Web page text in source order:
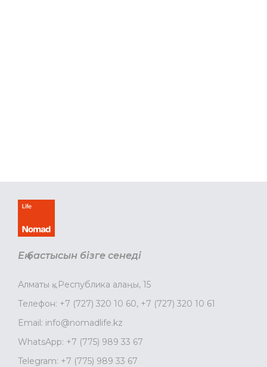
Ең бастысын бізге сенеді
Алматы қ., Республика алаңы, 15
Телефон: +7 (727) 320 10 60, +7 (727) 320 10 61
Email: info@nomadlife.kz
WhatsApp: +7 (775) 989 33 67
Telegram: +7 (775) 989 33 67